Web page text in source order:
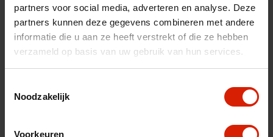
partners voor social media, adverteren en analyse. Deze
partners kunnen deze gegevens combineren met andere
informatie die u aan ze heeft verstrekt of die ze hebben
verzameld op basis van uw gebruik van hun services.
Noodzakelijk
Voorkeuren
Sorteer op: